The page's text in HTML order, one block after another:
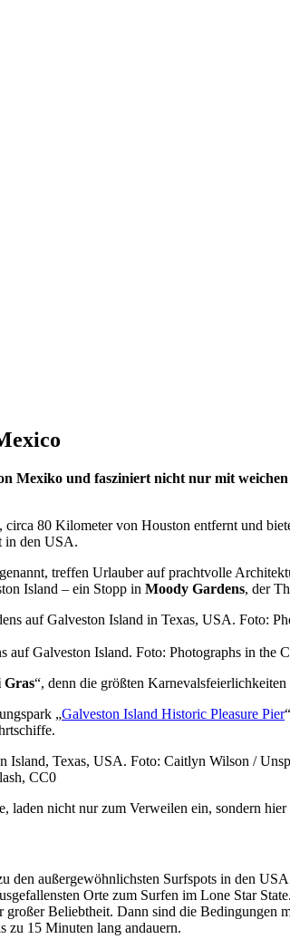
Mexiko und fasziniert nicht nur mit
80 Kilometer von Houston entfernt und
in den USA.
treffen Urlauber auf prachtvolle
Island – ein Stopp in Moody Gardens, der
auf Galveston Island. Foto: Photographs in
“, denn die größten
„Galveston Island Historic Pleasure Pier
CC0
laden nicht nur zum Verweilen ein, sondern
den außergewöhnlichsten Surfspots in den
Orte zum Surfen im Lone Star
großer Beliebtheit. Dann sind die
zu 15 Minuten lang andauern.